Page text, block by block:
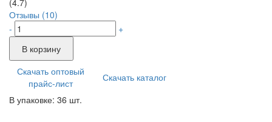
Отзывы (10)
-
+
В корзину
Скачать оптовый
прайс-лист
Скачать каталог
В упаковке: 36 шт.